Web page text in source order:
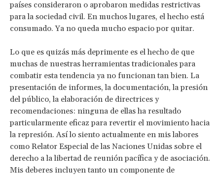
países consideraron o aprobaron medidas restrictivas
para la sociedad civil. En muchos lugares, el hecho está
consumado. Ya no queda mucho espacio por quitar.
Lo que es quizás más deprimente es el hecho de que
muchas de nuestras herramientas tradicionales para
combatir esta tendencia ya no funcionan tan bien. La
presentación de informes, la documentación, la presión
del público, la elaboración de directrices y
recomendaciones: ninguna de ellas ha resultado
particularmente eficaz para revertir el movimiento hacia
la represión. Así lo siento actualmente en mis labores
como Relator Especial de las Naciones Unidas sobre el
derecho a la libertad de reunión pacífica y de asociación.
Mis deberes incluyen tanto un componente de